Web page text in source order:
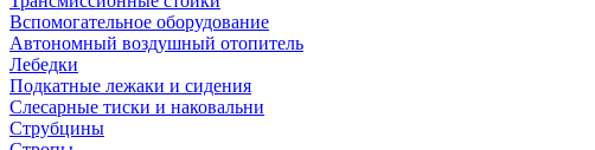
Вспомогательное оборудование
Автономный воздушный отопитель
Лебедки
Подкатные лежаки и сидения
Слесарные тиски и наковальни
Струбцины